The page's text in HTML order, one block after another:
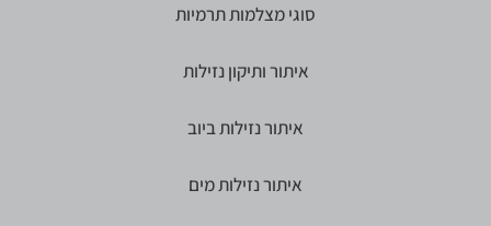
סוגי מצלמות תרמיות
איתור ותיקון נזילות
איתור נזילות ביוב
איתור נזילות מים